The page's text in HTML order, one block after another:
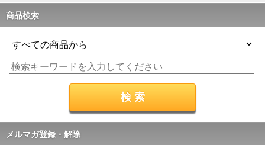
商品検索
メルマガ登録・解除